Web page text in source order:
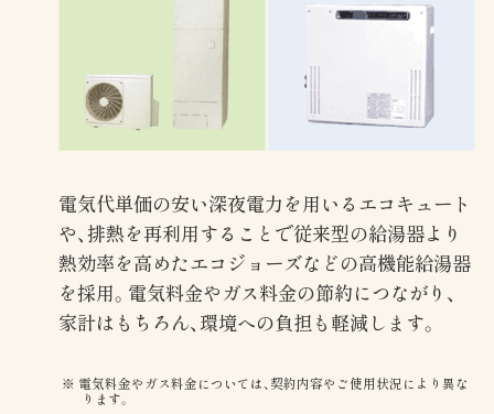
電気代単価の安い深夜電力を用いるエコキュート
や、排熱を再利用することで従来型の給湯器より
熱効率を高めたエコジョーズなどの高機能給湯器
を採用。電気料金やガス料金の節約につながり、
家計はもちろん、環境への負担も軽減します。
電気料金やガス料金については、契約内容やご使用状況により異な
ります。